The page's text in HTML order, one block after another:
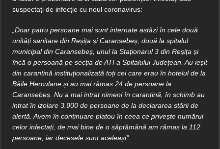
suspectați de infecție cu noul coronavirus:
„Doar patru persoane mai sunt internate astăzi în cele două
unități sanitare din Reșița și Caransebeș, două la spitalul
municipal din Caransebeș, unul la Staționarul 3 din Reșița și
încă o persoană pe secția de ATI a Spitalului Județean. Au ieșit
din carantină instituționalizată toți cei care erau în hotelul de la
Băile Herculane și au mai rămas 24 de persoane la
Caransebeș. Nu a mai intrat nimeni în carantină, în schimb au
intrat în izolare 3.900 de persoane de la declararea stării de
alertă. Avem în continuare platou în ceea ce privește numărul
celor infectați, de mai bine de o săptămână am rămas la 112
persoane, iar decesele sunt aceleași“.